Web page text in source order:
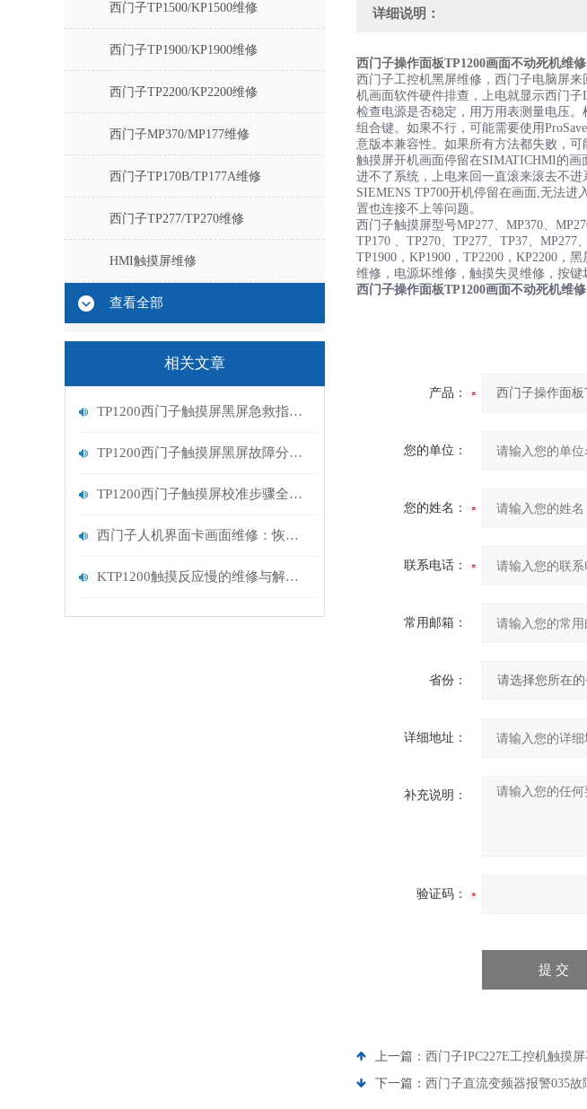
西门子TP1500/KP1500维修
西门子TP1900/KP1900维修
西门子TP2200/KP2200维修
西门子MP370/MP177维修
西门子TP170B/TP177A维修
西门子TP277/TP270维修
HMI触摸屏维修
查看全部
相关文章
TP1200西门子触摸屏黑屏急救指南：从排查到修复的完整流程
TP1200西门子触摸屏黑屏故障分析与维修指南
TP1200西门子触摸屏校准步骤全解析
西门子人机界面卡画面维修：恢复高效交互的关键步骤
KTP1200触摸反应慢的维修与解决方案
详细说明：
西门子操作面板TP1200画面不动死机维修
西门子工控机黑屏维修，西门子电脑屏
机画面软件硬件排查，上电就显示西门
检查电源是否稳定，用万用表测量电压
组合键。如果不行，可能需要使用
意版本兼容性。如果所有方法都失败，可
触摸屏开机画面停留在SIMATICHMI的
进不了系统，上电来回一直滚来滚去不
SIEMENS TP700开机停留在画面,无法进
置也连接不上等问题。
西门子触摸屏型号MP277、MP370、
TP170 、TP270、TP277、TP37、MP277
TP1900，KP1900，TP2200，KP2200，
维修，电源坏维修，触摸失灵维修，按
西门子操作面板TP1200画面不动死机维修
产品：
您的单位：
您的姓名：
联系电话：
常用邮箱：
省份：
详细地址：
补充说明：
验证码：
上一篇： 西门子IPC227E工控机触摸
下一篇： 西门子直流变频器报警035故